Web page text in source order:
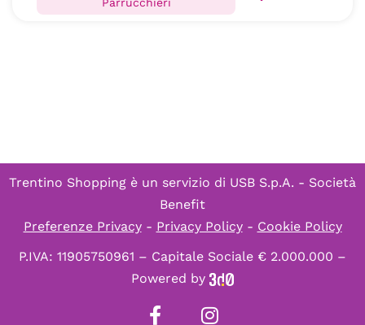
Trentino Shopping è un servizio di USB S.p.A. - Società
Benefit
Preferenze Privacy- Privacy Policy- Cookie Policy
P.IVA: 11905750961 – Capitale Sociale € 2.000.000 –
Powered by